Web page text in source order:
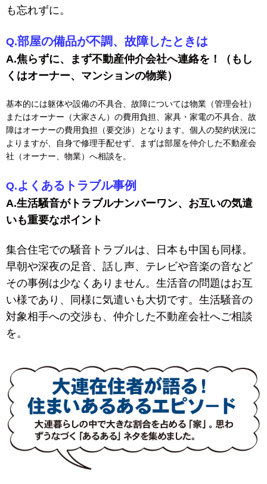
も忘れずに。
Q.部屋の備品が不調、故障したときは
A.焦らずに、まず不動産仲介会社へ連絡を！（もし
くはオーナー、マンションの物業）
基本的には躯体や設備の不具合、故障については物業（管理会社）
またはオーナー（大家さん）の費用負担、家具・家電の不具合、故
障はオーナーの費用負担（要交渉）となります。個人の契約状況に
よりますが、自身で修理手配せず、まずは部屋を仲介した不動産会
社（オーナー、物業）へ相談を。
Q.よくあるトラブル事例
A.生活騒音がトラブルナンバーワン、お互いの気遣
いも重要なポイント
集合住宅での騒音トラブルは、日本も中国も同様。
早朝や深夜の足音、話し声、テレビや音楽の音など
その事例は少なくありません。生活音の問題はお互
い様であり、同様に気遣いも大切です。生活騒音の
対象相手への交渉も、仲介した不動産会社へご相談
を。